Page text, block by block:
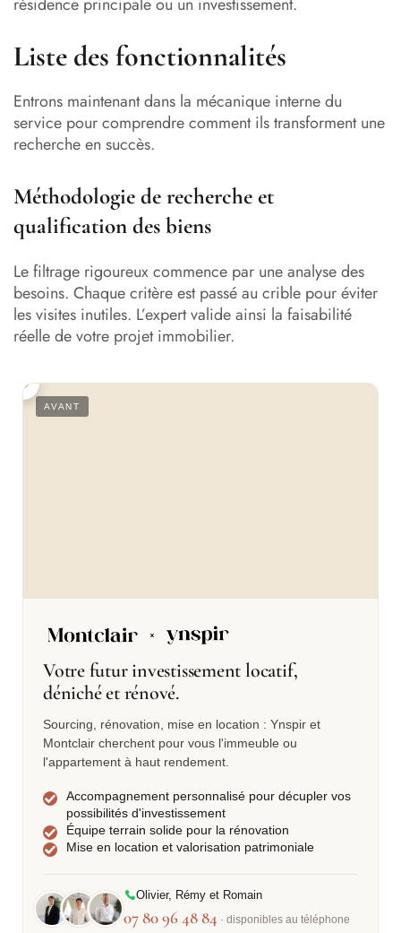
résidence principale ou un investissement.
Liste des fonctionnalités
Entrons maintenant dans la mécanique interne du
service pour comprendre comment ils transforment une
recherche en succès.
Méthodologie de recherche et
qualification des biens
Le filtrage rigoureux commence par une analyse des
besoins. Chaque critère est passé au crible pour éviter
les visites inutiles. L’expert valide ainsi la faisabilité
réelle de votre projet immobilier.
Votre futur investissement locatif,
déniché et rénové.
Sourcing, rénovation, mise en location : Ynspir et
Montclair cherchent pour vous l'immeuble ou
l'appartement à haut rendement.
Accompagnement personnalisé pour décupler vos
possibilités d'investissement
Équipe terrain solide pour la rénovation
Mise en location et valorisation patrimoniale
Olivier, Rémy et Romain
07 80 96 48 84 · disponibles au téléphone
AVANT